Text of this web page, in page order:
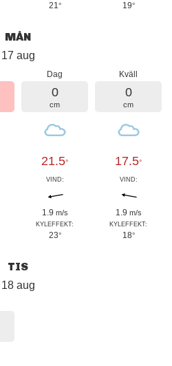
21° 19°
MÅN
17 aug
Dag
0
cm
21.5°
VIND:
1.9 m/s
KYLEFFEKT:
23°
Kväll
0
cm
17.5°
VIND:
1.9 m/s
KYLEFFEKT:
18°
TIS
18 aug